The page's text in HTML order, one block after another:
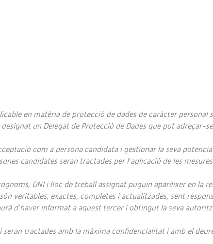
en matèria de protecció de dades de caràcter personal
un Delegat de Protecció de Dades que pot adreçar-
com a persona candidata i gestionar la seva
candidates seran tractades per l’aplicació de les
DNI i lloc de treball assignat puguin aparèixer en la
veritables, exactes, completes i actualitzades, sent
d’haver informat a aquest tercer i obtingut la seva
tractades amb la màxima confidencialitat i amb el